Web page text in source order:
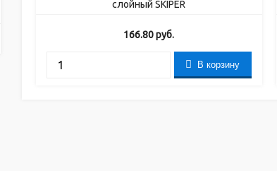
слойный SKIPER
166.80руб.
В корзину